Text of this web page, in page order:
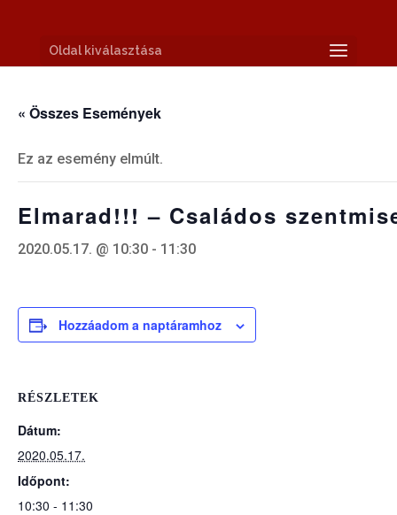
Oldal kiválasztása
« Összes Események
Ez az esemény elmúlt.
Elmarad!!! – Családos
2020.05.17. @ 10:30 - 11:30
Hozzáadom a naptáramhoz
RÉSZLETEK
Dátum:
2020.05.17.
Időpont:
10:30 - 11:30